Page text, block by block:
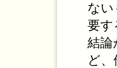
な
要す
結論
ど